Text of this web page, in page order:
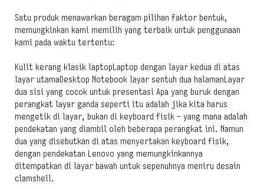
Satu produk menawarkan beragam pilihan faktor bentuk,
memungkinkan kami memilih yang terbaik untuk penggunaan
kami pada waktu tertentu:
Kulit kerang klasik laptopLaptop dengan layar kedua di atas
layar utamaDesktop Notebook layar sentuh dua halamanLayar
dua sisi yang cocok untuk presentasi Apa yang buruk dengan
perangkat layar ganda seperti itu adalah jika kita harus
mengetik di layar, bukan di keyboard fisik – yang mana adalah
pendekatan yang diambil oleh beberapa perangkat ini. Namun
dua yang disebutkan di atas menyertakan keyboard fisik,
dengan pendekatan Lenovo yang memungkinkannya
ditempatkan di layar bawah untuk sepenuhnya meniru desain
clamshell.